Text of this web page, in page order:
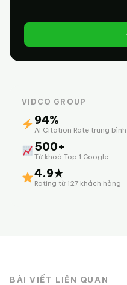
VIDCO GROUP
94%
AI Citation Rate trung bình
500+
Từ khoá Top 1 Google
4.9★
Rating từ 127 khách hàng
BÀI VIẾT LIÊN QUAN